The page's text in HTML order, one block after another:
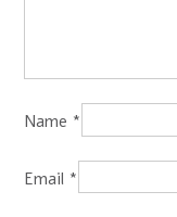
Name *
Email *